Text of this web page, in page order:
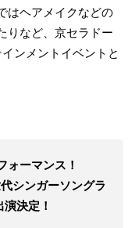
はヘアメイクなどの
りなど、京セラドー
ンメントイベントと
ォーマンス！
シンガーソングラ
決定！